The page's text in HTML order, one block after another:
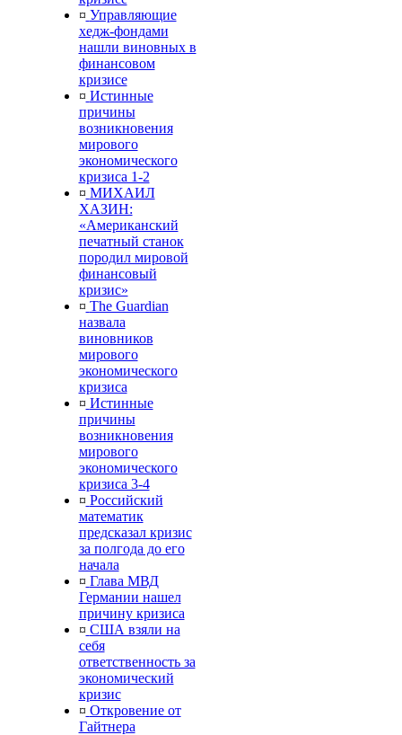
¤ Управляющие
хедж-фондами
нашли виновных в
финансовом
кризисе
¤ Истинные
причины
возникновения
мирового
экономического
кризиса 1-2
¤ МИХАИЛ
ХАЗИН:
«Американский
печатный станок
породил мировой
финансовый
кризис»
¤ The Guardian
назвала
виновников
мирового
экономического
кризиса
¤ Истинные
причины
возникновения
мирового
экономического
кризиса 3-4
¤ Российский
математик
предсказал кризис
за полгода до его
начала
¤ Глава МВД
Германии нашел
причину кризиса
¤ США взяли на
себя
ответственность за
экономический
кризис
¤ Откровение от
Гайтнера